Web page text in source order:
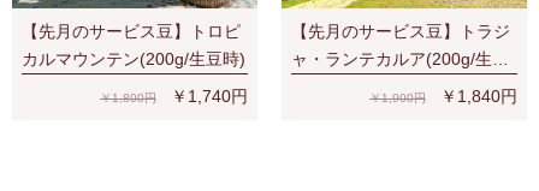
【先月のサービス豆】トロピ
カルマウンテン(200g/生豆時)
￥1,800円 ￥1,740円
【先月のサービス豆】トラジ
ャ・ランテカルア(200g/生豆
時)有機栽培コーヒー豆 無農
￥1,900円 ￥1,840円